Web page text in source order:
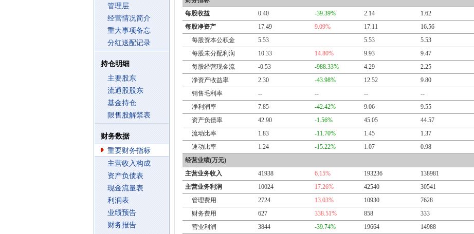
管理层
经营情况简介
重大事项备忘
分红送配记录
持仓明细
主要股东
流通股股东
基金持仓
限售股解禁表
财务数据
重要财务指标
主营收入构成
资产负债表
现金流量表
利润表
业绩预告
财务报告
每股收益
0.40 -39.39% 2.14 1.62
每股净资产
17.49 9.09% 17.11 16.56
每股资本公积金
5.53 5.53 5.53
每股未分配利润
10.33 14.80% 9.93 9.47
每股经营现金流
-0.53 -988.33% 4.29 2.25
净资产收益率
2.30 -43.98% 12.52 9.80
销售毛利率
-- -- -- --
净利润率
7.85 -42.42% 9.06 9.55
资产负债率
42.90 -1.56% 45.05 44.57
流动比率
1.83 -11.70% 1.45 1.37
速动比率
1.24 -15.22% 1.07 0.98
经营业绩(万元)
主营业务收入
41938 6.15% 193236 138981
主营业务利润
10024 17.26% 42540 30541
管理费用
2724 13.03% 10930 7628
财务费用
627 338.51% 858 333
营业利润
3844 -39.74% 19664 14988